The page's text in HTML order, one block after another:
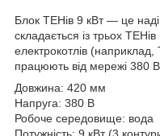
Блок ТЕНів 9 кВт — це
складається із трьох
електрокотлів
працюють від мережі 380 В.
Довжина: 420 мм
Напруга: 380 В
Робоче середовище: вода
Потужність: 9 кВт (3